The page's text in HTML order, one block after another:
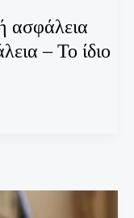
ασφάλεια
– Το ίδιο